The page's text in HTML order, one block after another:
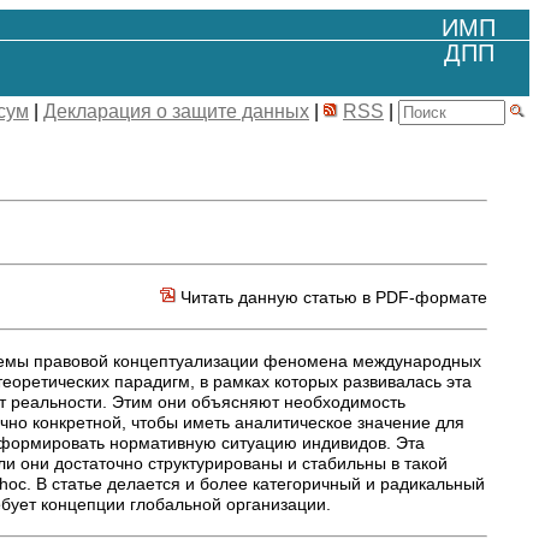
ИМП
ДПП
Декларация о защите данных RSS
Читать данную статью в PDF-формате
правовой концептуализации феномена международных
парадигм, в рамках которых развивалась эта
реальности. Этим они объясняют необходимость
конкретной, чтобы иметь аналитическое значение для
нормативную ситуацию индивидов. Эта
достаточно структурированы и стабильны в такой
В статье делается и более категоричный и радикальный
концепции глобальной организации.